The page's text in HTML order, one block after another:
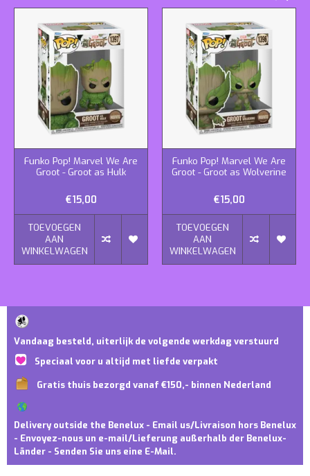
Funko Pop! Marvel We Are
Groot - Groot as Hulk
€15,00
TOEVOEGEN
AAN
WINKELWAGEN
Funko Pop! Marvel We Are
Groot - Groot as Wolverine
€15,00
TOEVOEGEN
AAN
WINKELWAGEN
Vandaag besteld, uiterlijk de volgende werkdag verstuurd
Speciaal voor u altijd met liefde verpakt
Gratis thuis bezorgd vanaf €150,- binnen Nederland
Delivery outside the Benelux - Email us/Livraison hors Benelux
- Envoyez-nous un e-mail/Lieferung außerhalb der Benelux-
Länder - Senden Sie uns eine E-Mail.